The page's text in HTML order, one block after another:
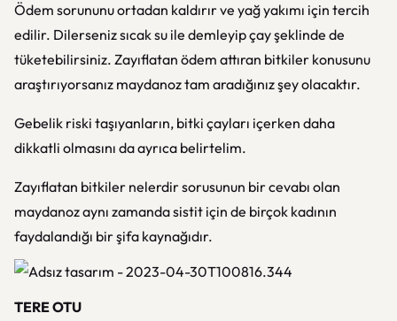
Ödem sorununu ortadan kaldırır ve yağ yakımı için tercih
edilir. Dilerseniz sıcak su ile demleyip çay şeklinde de
tüketebilirsiniz. Zayıflatan ödem attıran bitkiler konusunu
araştırıyorsanız maydanoz tam aradığınız şey olacaktır.
Gebelik riski taşıyanların, bitki çayları içerken daha
dikkatli olmasını da ayrıca belirtelim.
Zayıflatan bitkiler nelerdir sorusunun bir cevabı olan
maydanoz aynı zamanda sistit için de birçok kadının
faydalandığı bir şifa kaynağıdır.
TERE OTU